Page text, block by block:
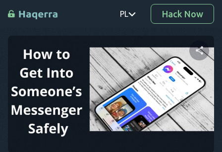
PL
PT
TR
RO
DE
SV
Hack Now
Udostępnij ten artykuł
Twitter Facebook Kopiuj link